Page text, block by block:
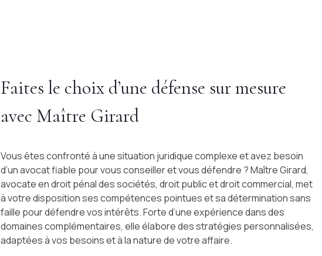
Faites le choix d’une défense sur mesure
avec Maître Girard
Vous êtes confronté à une situation juridique complexe et avez besoin
d’un avocat fiable pour vous conseiller et vous défendre ? Maître Girard,
avocate en droit pénal des sociétés, droit public et droit commercial, met
à votre disposition ses compétences pointues et sa détermination sans
faille pour défendre vos intérêts. Forte d’une expérience dans des
domaines complémentaires, elle élabore des stratégies personnalisées,
adaptées à vos besoins et à la nature de votre affaire.